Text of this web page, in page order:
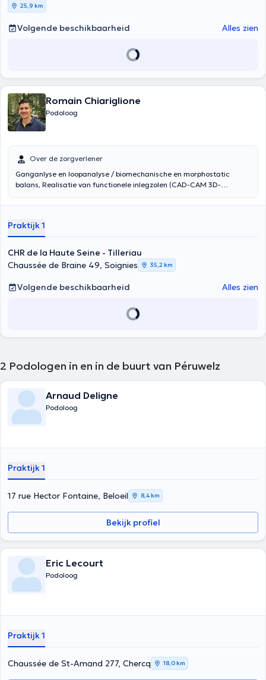
25,9 km
Volgende beschikbaarheid Alles zien
Romain Chiariglione
Podoloog
Over de zorgverlener
Ganganlyse en loopanalyse / biomechanische en morphostatic
balans, Realisatie van functionele inlegzolen (CAD-CAM 3D-
(silicone orthese), Voetverzorging (horens, ingegroeide teennagels)
Praktijk 1
CHR de la Haute Seine - Tilleriau
Chaussée de Braine 49, Soignies
35,2 km
Volgende beschikbaarheid Alles zien
2 Podologen in en in de buurt van Péruwelz
Arnaud Deligne
Podoloog
Praktijk 1
17 rue Hector Fontaine, Beloeil 8,4 km
Bekijk profiel
Eric Lecourt
Podoloog
Praktijk 1
Chaussée de St-Amand 277, Chercq 18,0 km